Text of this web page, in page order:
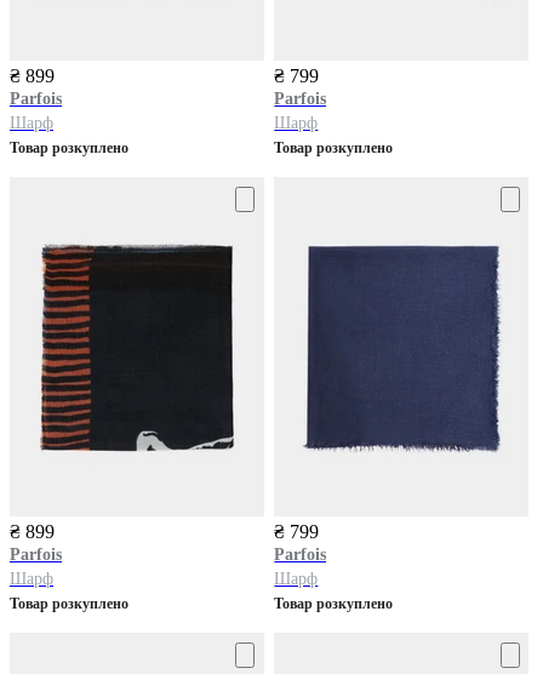
₴ 899
Parfois
Шарф
Товар розкуплено
₴ 799
Parfois
Шарф
Товар розкуплено
₴ 899
Parfois
Шарф
Товар розкуплено
₴ 799
Parfois
Шарф
Товар розкуплено